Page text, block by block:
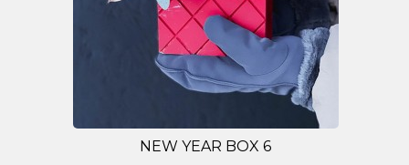
NEW YEAR BOX 6